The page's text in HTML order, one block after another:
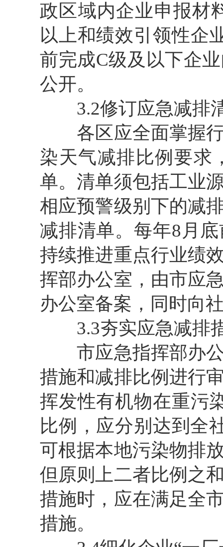
政区域内企业申报材
以上和绩效引领性企
前完成C级及以下企
公开。
3.2修订应急减排
各区应全面掌握行
染天气减排比例要求
单。清单须包括工业
相应预警级别下的减
减排清单。每年8月
持续推进重点行业绩
挥部办公室，由市应
办公室备案，同时向
3.3夯实应急减排
市应急指挥部办公
措施和减排比例进行
挥发性有机物在重污
比例，应分别达到全
可根据本地污染物排
但原则上二者比例之
措施时，应在满足全
措施。